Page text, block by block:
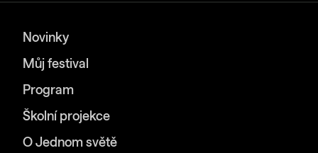
Novinky
Můj festival
Program
Školní projekce
O Jednom světě